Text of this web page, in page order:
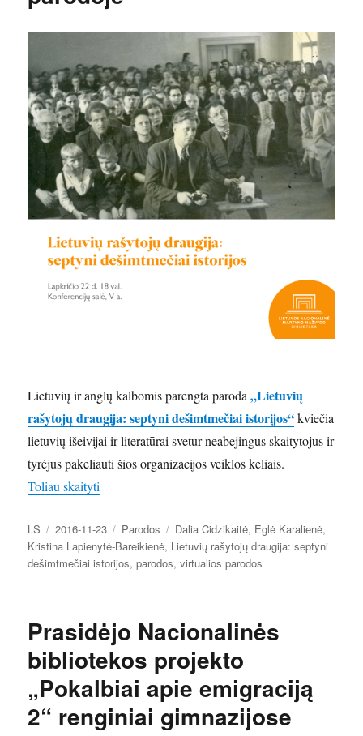
Lietuvių ir anglų kalbomis parengta paroda„Lietuvių
rašytojų draugija: septyni dešimtmečiai istorijos“kviečia
lietuvių išeivijai ir literatūrai svetur neabejingus skaitytojus ir
tyrėjus pakeliauti šios organizacijos veiklos keliais.
Toliau skaityti
Autorius
LS Paskelbta
2016-11-23 Kategorijos
Parodos Žymos
Dalia Cidzikaitė, Eglė Karalienė,
Kristina Lapienytė-Bareikienė, Lietuvių rašytojų draugija: septyni
dešimtmečiai istorijos,parodos,virtualios parodos
Prasidėjo Nacionalinės
bibliotekos projekto
„Pokalbiai apie emigraciją
2“ renginiai gimnazijose